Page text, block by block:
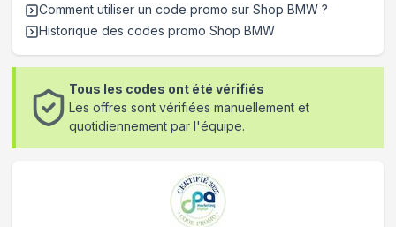
Comment utiliser un code promo sur Shop BMW ?
Historique des codes promo Shop BMW
Tous les codes ont été vérifiés
Les offres sont vérifiées manuellement et
quotidiennement par l'équipe.